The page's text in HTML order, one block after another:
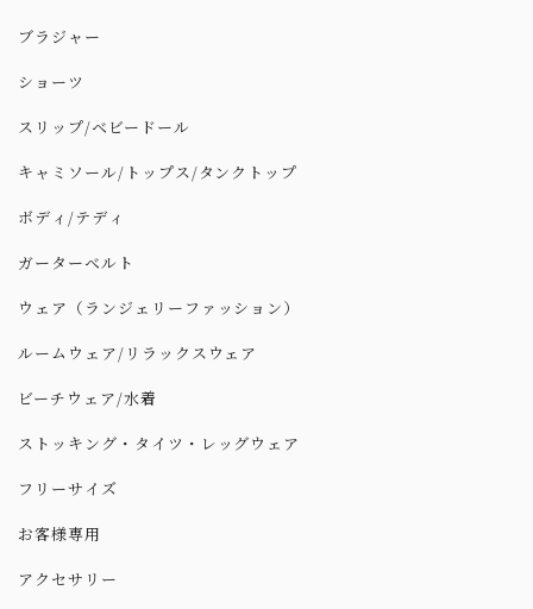
ブラジャー
ショーツ
スリップ/ベビードール
キャミソール/トップス/タンクトップ
ボディ/テディ
ガーターベルト
ウェア（ランジェリーファッション）
ルームウェア/リラックスウェア
ビーチウェア/水着
ストッキング・タイツ・レッグウェア
フリーサイズ
お客様専用
アクセサリー